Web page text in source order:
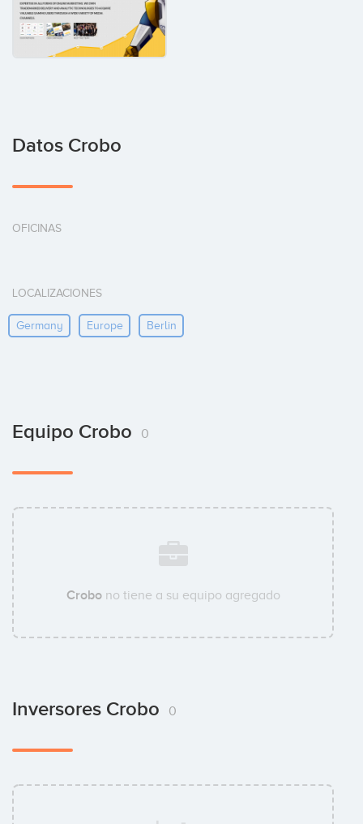
Datos Crobo
OFICINAS
LOCALIZACIONES
Germany Europe Berlin
Equipo Crobo 0
Crobono tiene a su equipo agregado
Inversores Crobo 0